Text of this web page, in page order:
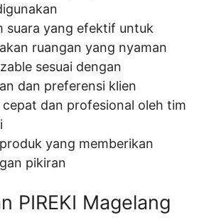
suara yang efektif untuk
ruangan yang nyaman
sesuai dengan
dan preferensi klien
cepat dan profesional oleh tim
yang memberikan
pikiran
PIREKI Magelang